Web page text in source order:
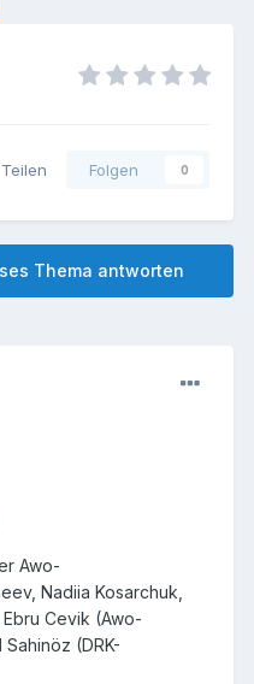
Teilen Folgen 0
Thema antworten
Awo-
Nadiia Kosarchuk,
Cevik (Awo-
(DRK-